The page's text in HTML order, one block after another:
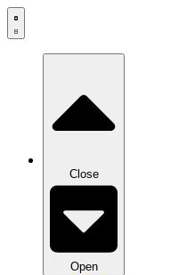
Zum
Inhalt
Close
Open